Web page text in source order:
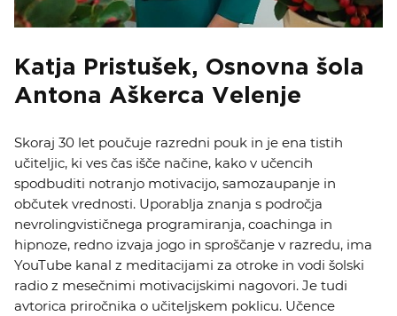
Katja Pristušek, Osnovna šola
Antona Aškerca Velenje
Skoraj 30 let poučuje razredni pouk in je ena tistih
učiteljic, ki ves čas išče načine, kako v učencih
spodbuditi notranjo motivacijo, samozaupanje in
občutek vrednosti. Uporablja znanja s področja
nevrolingvističnega programiranja, coachinga in
hipnoze, redno izvaja jogo in sproščanje v razredu, ima
YouTube kanal z meditacijami za otroke in vodi šolski
radio z mesečnimi motivacijskimi nagovori. Je tudi
avtorica priročnika o učiteljskem poklicu. Učence